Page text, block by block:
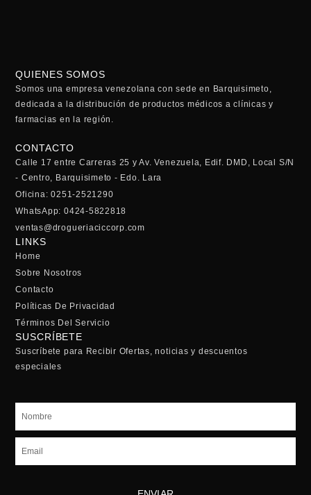
QUIENES SOMOS
Somos una empresa venezolana con sede en Barquisimeto,
dedicada a la distribución de productos médicos a clínicas y
farmacias en la región.
CONTACTO
Calle 17 entre Carreras 25 y Av. Venezuela, Edif. DMD, Local S/N
- Centro, Barquisimeto - Edo. Lara
Oficina: 0251-2521290
WhatsApp: 0424-5822818
ventas@drogueriaciccorp.com
LINKS
Home
Sobre Nosotros
Contacto
Políticas De Privacidad
Términos Del Servicio
SUSCRÍBETE
Suscríbete para Recibir Ofertas, noticias y descuentos
especiales
Nombre
Email